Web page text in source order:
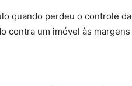
quando perdeu o controle da
contra um imóvel às margens